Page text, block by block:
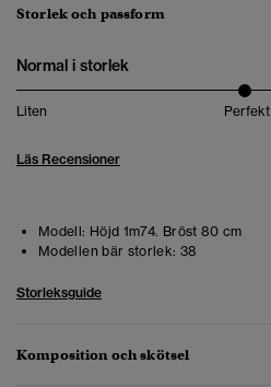
Storlek och passform
Normal i storlek
Liten Perfekt
Läs Recensioner
Modell: Höjd 1m74. Bröst 80 cm
Modellen bär storlek: 38
Storleksguide
Komposition och skötsel